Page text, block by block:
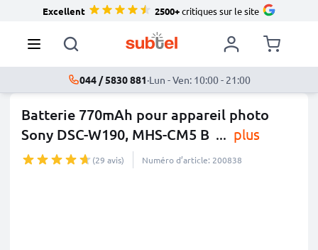
Excellent 2500+critiques sur le site
044 / 5830 881·Lun - Ven: 10:00 - 21:00
Batterie 770mAh pour appareil photo
Sony DSC-W190, MHS-CM5 B ... plus
(29 avis) Numéro d’article: 200838